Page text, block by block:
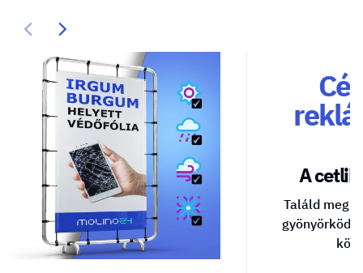
A
Találd meg